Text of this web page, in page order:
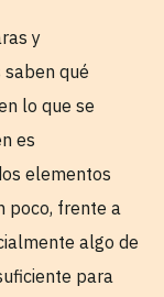
y
qué
lo que se
es
elementos
poco, frente a
algo de
para